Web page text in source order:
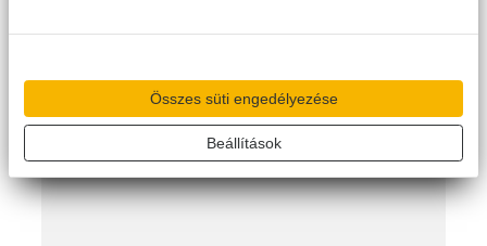
Összes süti engedélyezése
Beállítások